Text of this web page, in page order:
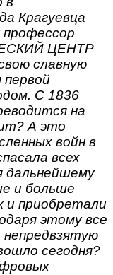
Крагуевца
ЦЕНТР
славную
С 1836
на
А это
войн в
всех
дальнейшему
и больше
и приобретали
этому все
непредвзятую
сегодня?